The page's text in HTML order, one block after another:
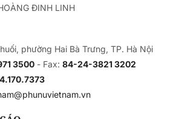
ĐINH LINH
phường Hai Bà Trưng, TP. Hà Nội
3500 - Fax: 84-24-3821 3202